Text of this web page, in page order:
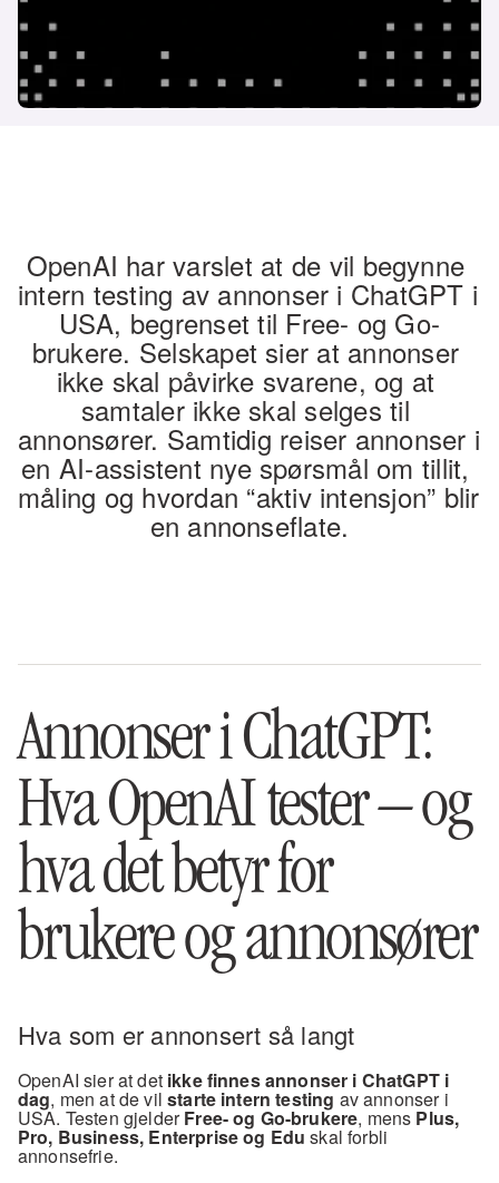
OpenAI har varslet at de vil begynne
intern testing av annonser i ChatGPT i
USA, begrenset til Free- og Go-
brukere. Selskapet sier at annonser
ikke skal påvirke svarene, og at
samtaler ikke skal selges til
annonsører. Samtidig reiser annonser i
en AI-assistent nye spørsmål om tillit,
måling og hvordan “aktiv intensjon” blir
en annonseflate.
Annonser i ChatGPT:
Hva OpenAI tester – og
hva det betyr for
brukere og annonsører
Hva som er annonsert så langt
OpenAI sier at det ikke finnes annonser i ChatGPT i
dag, men at de vil starte intern testing av annonser i
USA. Testen gjelder Free- og Go-brukere, mens Plus,
Pro, Business, Enterprise og Edu skal forbli
annonsefrie.